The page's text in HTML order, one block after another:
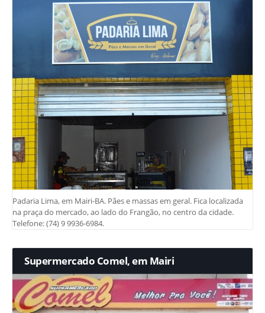
Padaria Lima, em Mairi-BA. Pães e massas em geral. Fica localizada
na praça do mercado, ao lado do Frangão, no centro da cidade.
Telefone: (74) 9 9936-6984.
Supermercado Comel, em Mairi